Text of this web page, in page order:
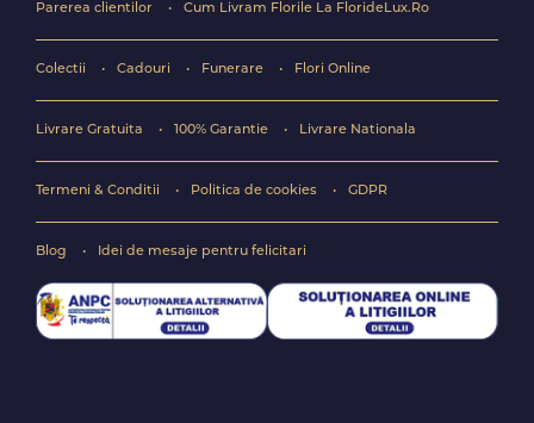
Parerea clientilor Cum Livram Florile La FlorideLux.Ro
Colectii Cadouri Funerare Flori Online
Livrare Gratuita 100% Garantie Livrare Nationala
Termeni & Conditii Politica de cookies GDPR
Blog Idei de mesaje pentru felicitari